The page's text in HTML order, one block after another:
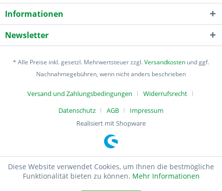
Informationen
Newsletter
* Alle Preise inkl. gesetzl. Mehrwertsteuer zzgl.Versandkosten und ggf.
Nachnahmegebühren, wenn nicht anders beschrieben
Versand und Zahlungsbedingungen
Widerrufsrecht
Datenschutz
AGB
Impressum
Realisiert mit Shopware
Diese Website verwendet Cookies, um Ihnen die bestmögliche
Funktionalität bieten zu können. Mehr Informationen